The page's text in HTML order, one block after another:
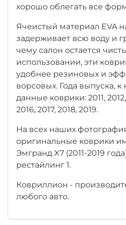
хорошо облегать все
Ячеистый материал EVA
задерживает всю воду и
чему салон остается
использовании, эти
удобнее резиновых и
ворсовых. Года выпуска,
данные коврики: 2011, 2012,
2016, 2017, 2018, 2019.
На всех наших
оригинальные коврики
Эмгранд X7 (2011-2019
рестайлинг 1.
Ковриллион -
любого авто.